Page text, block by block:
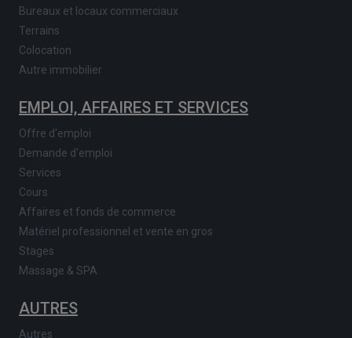
Bureaux et locaux commerciaux
Terrains
Colocation
Autre immobilier
EMPLOI, AFFAIRES ET SERVICES
Offre d'emploi
Demande d'emploi
Services
Cours
Affaires et fonds de commerce
Matériel professionnel et vente en gros
Stages
Massage & SPA
AUTRES
Autres